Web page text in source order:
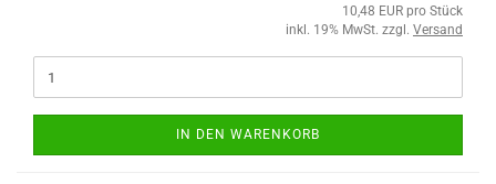
10,48 EUR pro Stück
inkl. 19% MwSt. zzgl. Versand
IN DEN WARENKORB